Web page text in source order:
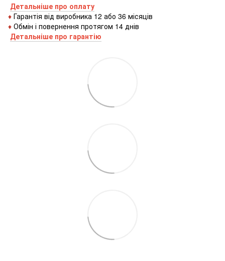
Детальніше про оплату
♦ Гарантія від виробника 12 або 36 місяців
♦ Обмін і повернення протягом 14 днів
Детальніше про гарантію